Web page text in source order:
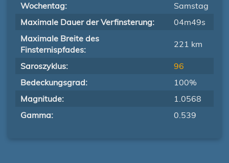
Wochentag:
Samstag
Maximale Dauer der Verfinsterung:
04m49s
Maximale Breite des
Finsternispfades:
221 km
Saroszyklus:
96
Bedeckungsgrad:
100%
Magnitude:
1.0568
Gamma:
0.539